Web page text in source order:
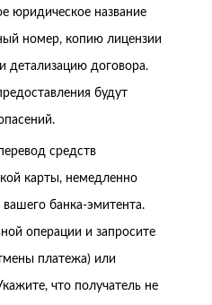
юридическое название
номер, копию лицензии
детализацию договора.
будут
средств
карты, немедленно
банка-эмитента.
операции и запросите
платежа) или
что получатель не